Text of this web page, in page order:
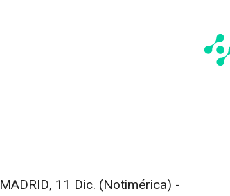
MADRID, 11 Dic. (Notimérica) -